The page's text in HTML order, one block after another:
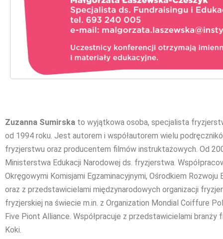
Zuzanna Sumirska to wyjątkowa osoba, specjalista
od 1994 roku. Jest autorem i współautorem wielu
fryzjerstwu oraz producentem filmów instruktażowych. Od
Ministerstwa Edukacji Narodowej ds. fryzjerstwa.
Okręgowymi Komisjami Egzaminacyjnymi, Ośrodkiem Rozwoju
oraz z przedstawicielami międzynarodowych organizacji
fryzjerskiej na świecie m.in. z Organization Mondial Coiffure
Five Piont Alliance. Współpracuje z przedstawicielami
Koki.